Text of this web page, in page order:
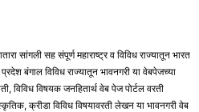
सांगली सह संपूर्ण महाराष्ट्र व विविध राज्यातून भारत
बंगाल विविध राज्यातून भावनगरी या वेबपेजच्या
विविध विषयक जनहितार्थ वेब पेज पोर्टल वरती
क्रीडा विविध विषयावरती लेखन या भावनगरी वेब